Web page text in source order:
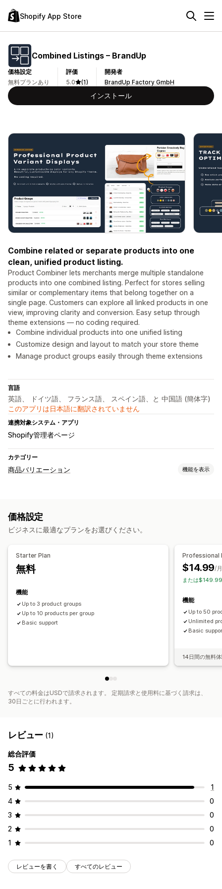
Shopify App Store
Combined Listings – BrandUp
価格設定
無料プランあり
評価
5.0
(1)
開発者
BrandUp Factory GmbH
インストール
Combine related or separate products into one
clean, unified product listing.
Product Combiner lets merchants merge multiple standalone
products into one combined listing. Perfect for stores selling
similar or complementary items that belong together on a
single page. Customers can explore all linked products in one
view, improving clarity and conversion. Easy setup through
theme extensions — no coding required.
Combine individual products into one unified listing
Customize design and layout to match your store theme
Manage product groups easily through theme extensions
言語
英語、 ドイツ語、 フランス語、 スペイン語、と 中国語 (簡体字)
このアプリは日本語に翻訳されていません
連携対象システム・アプリ
Shopify管理者ページ
カテゴリー
商品バリエーション 機能を表示
価格設定
ビジネスに最適なプランをお選びください。
Starter Plan
無料
機能
Up to 3 product groups
Up to 10 products per group
Basic support
Professional
$14.99/
または
機能
Up to 50
Unlimited
Basic
14日間の無料
すべての料金はUSDで請求されます。 定期請求と使用料に基づく請求は、
30日ごとに行われます。
レビュー (1)
総合評価
5
5
1
4
0
3
0
2
0
1
0
レビューを書く すべてのレビュー